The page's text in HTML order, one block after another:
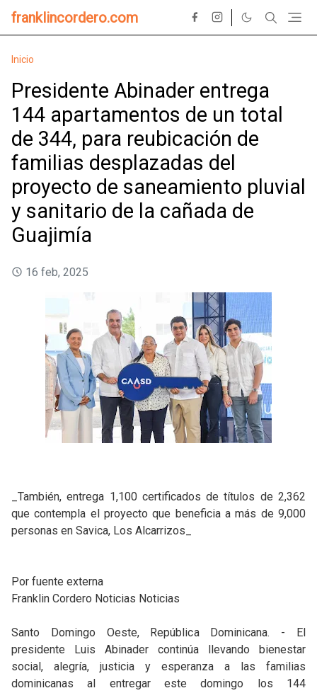
franklincordero.com
Inicio
Presidente Abinader entrega
144 apartamentos de un total
de 344, para reubicación de
familias desplazadas del
proyecto de saneamiento pluvial
y sanitario de la cañada de
Guajimía
16 feb, 2025
_También, entrega 1,100 certificados de títulos de 2,362
que contempla el proyecto que beneficia a más de 9,000
personas en Savica, Los Alcarrizos_
Por fuente externa
Franklin Cordero Noticias Noticias
Santo Domingo Oeste, República Dominicana. - El
presidente Luis Abinader continúa llevando bienestar
social, alegría, justicia y esperanza a las familias
dominicanas al entregar este domingo los 144